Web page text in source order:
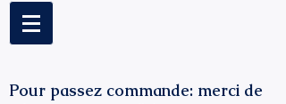
Pour passez commande: merci de